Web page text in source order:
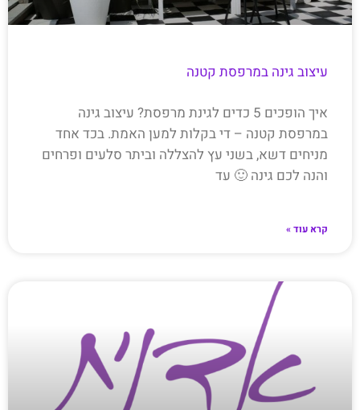
עיצוב גינה במרפסת קטנה
איך הופכים 5 כדים לגינת מרפסת? עיצוב גינה
במרפסת קטנה – די בקלות למען האמת. בכד אחד
מניחים דשא, בשני עץ להצללה וביתר סלעים ופרחים
והנה לכם גינה 🙂 עד
קרא עוד »